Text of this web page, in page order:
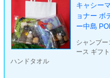
キャシー
ョナー ボ
ー中島
シャンプ
ース ギフ
ハンドタオル